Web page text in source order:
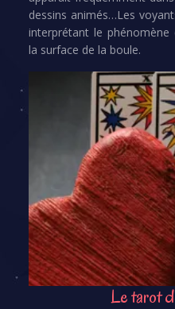
dessins animés…Les
interprétant le
la surface de la boule.
Le tarot